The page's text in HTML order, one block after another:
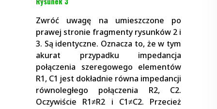
Zwróć uwagę na umieszczone po
prawej stronie fragmenty rysunków 2 i
3. Są identyczne. Oznacza to, że w tym
akurat przypadku impedancja
połączenia szeregowego elementów
R1, C1 jest dokładnie równa impedancji
równoległego połączenia R2, C2.
Oczywiście R1≠R2 i C1≠C2. Przecież